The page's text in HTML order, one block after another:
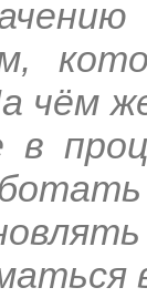
чём
в